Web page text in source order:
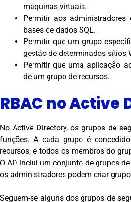
máquinas virtuais.
Permitir aos
bases de dados SQL.
Permitir que um grupo
gestão de determinados sítios
Permitir que uma aplicação
de um grupo de recursos.
RBAC no Active
No Active Directory, os grupos de
funções. A cada grupo é
recursos, e todos os membros do
O AD inclui um conjunto de grupos
os administradores podem criar
Seguem-se alguns dos grupos de